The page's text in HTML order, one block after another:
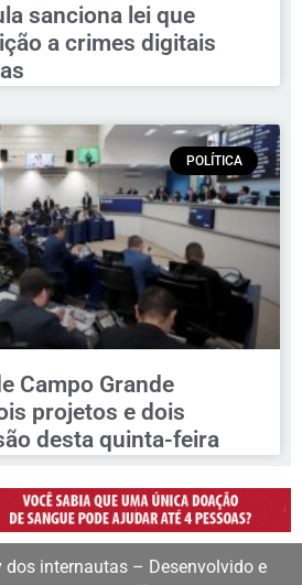
sanciona lei que
a crimes digitais
POLÍTICA
Campo Grande
projetos e dois
desta quinta-feira
dos internautas – Desenvolvido e